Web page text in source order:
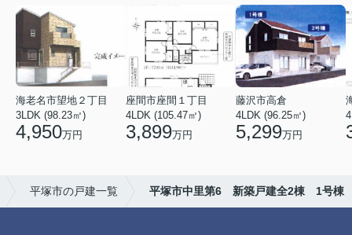
海老名市望地２丁目
3LDK (98.23㎡)
4,950万円
座間市座間１丁目
4LDK (105.47㎡)
3,899万円
藤沢市高倉
4LDK (96.25㎡)
5,299万円
平塚市の戸建一覧 平塚市中里第6 新築戸建全2棟 1号棟